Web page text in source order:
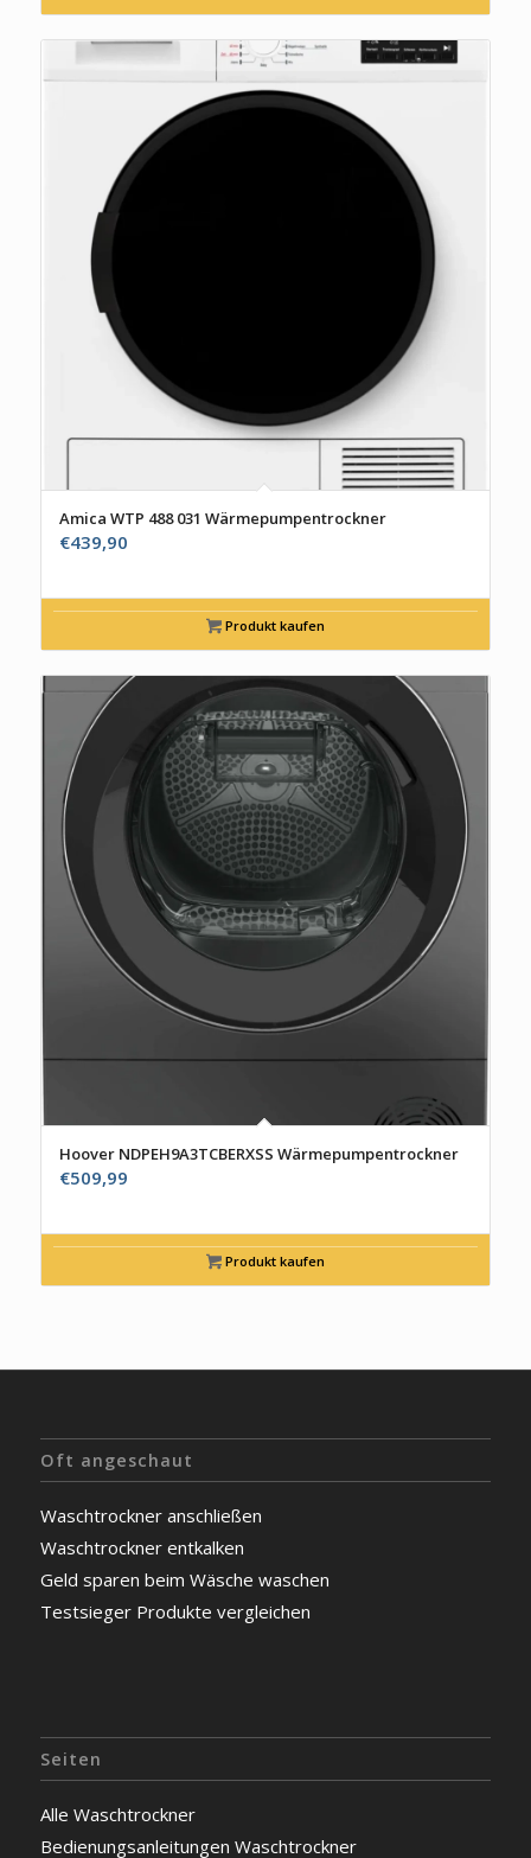
Amica WTP 488 031 Wärmepumpentrockner
€439,90
Produkt kaufen
Hoover NDPEH9A3TCBERXSS Wärmepumpentrockner
€509,99
Produkt kaufen
Oft angeschaut
Waschtrockner anschließen
Waschtrockner entkalken
Geld sparen beim Wäsche waschen
Testsieger Produkte vergleichen
Seiten
Alle Waschtrockner
Bedienungsanleitungen Waschtrockner